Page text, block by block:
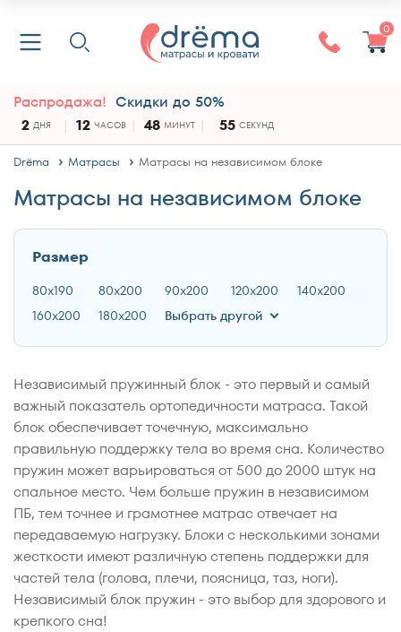
0
Распродажа! Скидки до 50%
2 ДНЯ 12 ЧАСОВ 48 МИНУТ 54 СЕКУНДЫ
Drёma Матрасы Матрасы на независимом блоке
Матрасы на независимом блоке
Размер
80x190 80x200 90x200 120x200
140x200
160x200
180x200 Выбрать другой
Независимый пружинный блок - это первый и самый
важный показатель ортопедичности матраса. Такой
блок обеспечивает точечную, максимально
правильную поддержку тела во время сна. Количество
пружин может варьироваться от 500 до 2000 штук на
спальное место. Чем больше пружин в независимом
ПБ, тем точнее и грамотнее матрас отвечает на
передаваемую нагрузку. Блоки с несколькими зонами
жесткости имеют различную степень поддержки для
частей тела (голова, плечи, поясница, таз, ноги).
Независимый блок пружин - это выбор для здорового и
крепкого сна!